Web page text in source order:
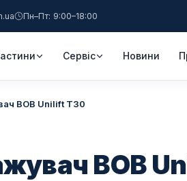
Пн–Пт: 9:00–18:00
Сервіс Новини
BOB Unilift T30
BOB